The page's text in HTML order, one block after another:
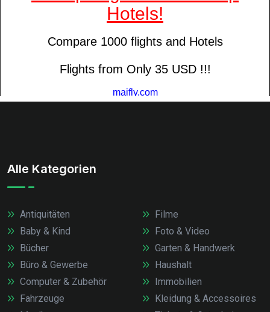
Alle Kategorien
Antiquitäten
Baby & Kind
Bücher
Büro & Gewerbe
Computer & Zubehör
Fahrzeuge
Filme
Foto & Video
Garten & Handwerk
Haushalt
Immobilien
Kleidung & Accessoires